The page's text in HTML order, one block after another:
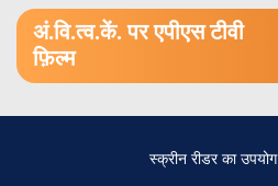
अं.वि.त्व.कें. पर एपीएस टीवी
फ़िल्म
स्क्रीन रीडर का उपयोग